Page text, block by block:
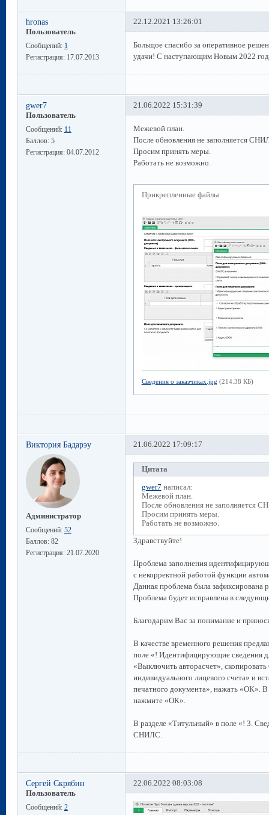
hronas
Пользователь
Сообщений: 1
Регистрация: 17.07.2013
22.12.2021 13:26:01
Больщое спасибо за оперативное
удачи! С наступающим Новым 2022
gwer7
Пользователь
Сообщений: 11
Баллов: 5
Регистрация: 04.07.2012
21.06.2022 15:31:39
Межевой план.
После обновления не заполняется
Просим принять меры.
Работать не возможно.
Прикрепленные файлы
Сведения о заказчиках.jpg (214.38 КБ)
Виктория Бадарэу
Администратор
Сообщений: 52
Баллов: 82
Регистрация: 21.07.2020
21.06.2022 17:09:17
Цитата
gwer7 написал:
Межевой план.
После обновления не заполняется
Просим принять меры.
Работать не возможно.
Здравствуйте!
Проблема заполнения
с некорректной работой функции
Данная проблема была зафиксирована
Проблема будет исправлена в
Благодарим Вас за понимание и
В качестве временного решения
поле «! Идентифицирующие сведения
«Выключить авторасчет»,
индивидуального лицевого счета» и
печатного документа», нажать «ОК». В
нажмите «ОК».
В разделе «Титульный» в поле «! 3.
СНИЛС.
Сергей Скрябин
Пользователь
Сообщений: 2
22.06.2022 08:03:08